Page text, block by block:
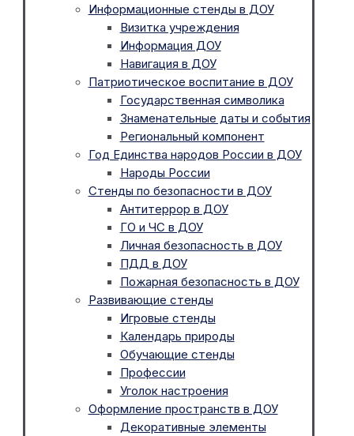
Информационные стенды в ДОУ
Визитка учреждения
Информация ДОУ
Навигация в ДОУ
Патриотическое воспитание в ДОУ
Государственная символика
Знаменательные даты и события
Региональный компонент
Год Единства народов России в ДОУ
Народы России
Стенды по безопасности в ДОУ
Антитеррор в ДОУ
ГО и ЧС в ДОУ
Личная безопасность в ДОУ
ПДД в ДОУ
Пожарная безопасность в ДОУ
Развивающие стенды
Игровые стенды
Календарь природы
Обучающие стенды
Профессии
Уголок настроения
Оформление пространств в ДОУ
Декоративные элементы